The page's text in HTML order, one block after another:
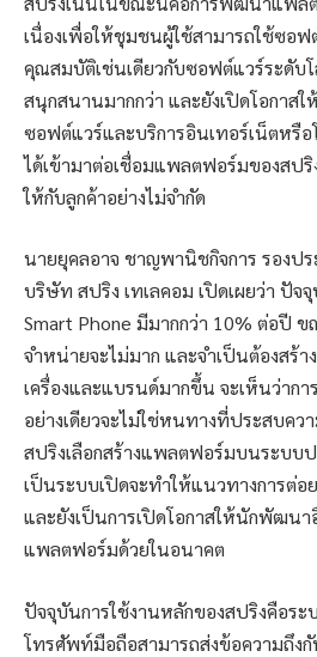
เนื่องเพื่อให้ชุมชนผู้ใช้สามารถใช้ซอ
คุณสมบัติเช่นเดียวกับซอฟต์แวร์ระดับ
สนุกสนานมากกว่า และยังเปิดโอกาส
ซอฟต์แวร์และบริการอินเทอร์เน็ตหรื
ได้เข้ามาต่อเชื่อมแพลตฟอร์มของสปริ
ให้กับลูกค้าอย่างไม่จำกัด
นายยุคลอาจ ชาญพานิชกิจการ รองป
บริษัท สปริง เทเลคอม เปิดเผยว่า ปัจ
Smart Phone มีมากกว่า 10% ต่อปี
จำหน่ายจะไม่มาก และจำเป็นต้องสร้
เครื่องและแบรนด์มากขึ้น จะเห็นว่ากา
อย่างเดียวจะไม่ใช่หนทางที่ประสบคว
สปริงเลือกสร้างแพลตฟอร์มบนระบบ
เป็นระบบเปิดจะทำให้แนวทางการต่อ
และยังเป็นการเปิดโอกาสให้นักพัฒนา
แพลตฟอร์มด้วยในอนาคต
ปัจจุบันการใช้งานหลักของสปริงคือร
โทรศัพท์มือถือสามารถส่งข้อความถึง